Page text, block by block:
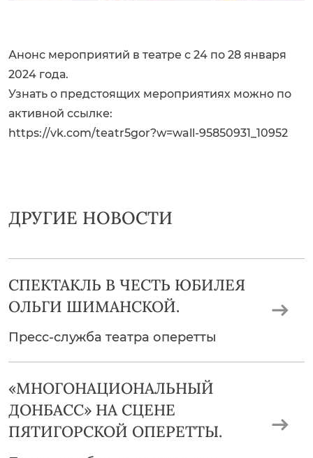
Анонс мероприятий в театре с 24 по 28 января
2024 года.
Узнать о предстоящих мероприятиях можно по
активной ссылке:
https://vk.com/teatr5gor?w=wall-95850931_10952
ДРУГИЕ НОВОСТИ
СПЕКТАКЛЬ В ЧЕСТЬ ЮБИЛЕЯ
ОЛЬГИ ШИМАНСКОЙ.
Пресс-служба театра оперетты
«МНОГОНАЦИОНАЛЬНЫЙ
ДОНБАСС» НА СЦЕНЕ
ПЯТИГОРСКОЙ ОПЕРЕТТЫ.